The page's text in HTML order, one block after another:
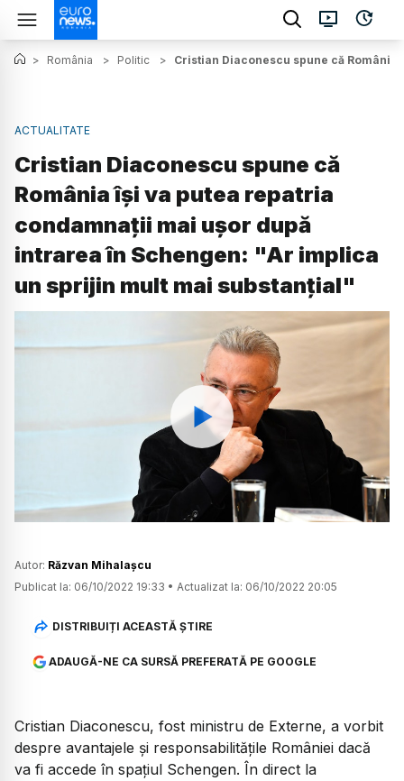
> România > Politic > Cristian Diaconescu spune că
ACTUALITATE
Cristian Diaconescu spune că
România își va putea repatria
condamnații mai ușor după
intrarea în Schengen: "Ar implica
un sprijin mult mai substanțial"
Watch
Autor: Răzvan Mihalașcu
Publicat la: 06/10/2022 19:33 • Actualizat la: 06/10/2022 20:05
DISTRIBUIȚI ACEASTĂ ȘTIRE
ADAUGĂ-NE CA SURSĂ PREFERATĂ PE GOOGLE
Cristian Diaconescu, fost ministru de Externe, a vorbit
despre avantajele și responsabilitățile României dacă
va fi accede în spațiul Schengen. În direct la